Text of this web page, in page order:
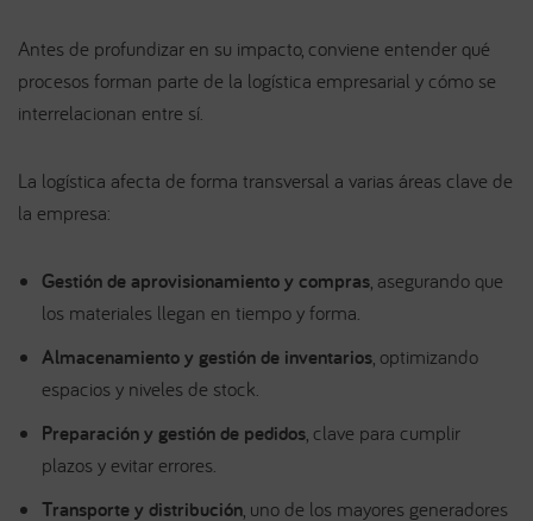
Antes de profundizar en su impacto, conviene entender qué
procesos forman parte de la logística empresarial y cómo se
interrelacionan entre sí.
La logística afecta de forma transversal a varias áreas clave de
la empresa:
Gestión de aprovisionamiento y compras, asegurando que
los materiales llegan en tiempo y forma.
Almacenamiento y gestión de inventarios, optimizando
espacios y niveles de stock.
Preparación y gestión de pedidos, clave para cumplir
plazos y evitar errores.
Transporte y distribución, uno de los mayores generadores